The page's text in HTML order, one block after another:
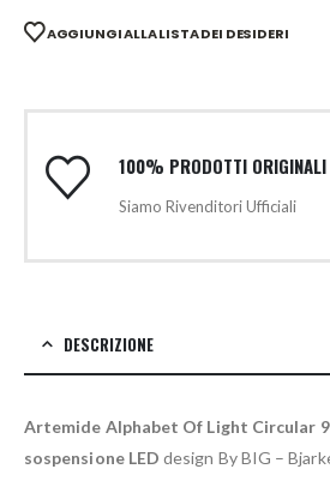
AGGIUNGI ALLA LISTA DEI DESIDERI
100% PRODOTTI ORIGINALI
Siamo Rivenditori Ufficiali
DESCRIZIONE
Artemide Alphabet Of Light Circular
sospensione LED design By BIG –